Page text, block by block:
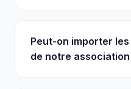
Peut-on importer
de notre association